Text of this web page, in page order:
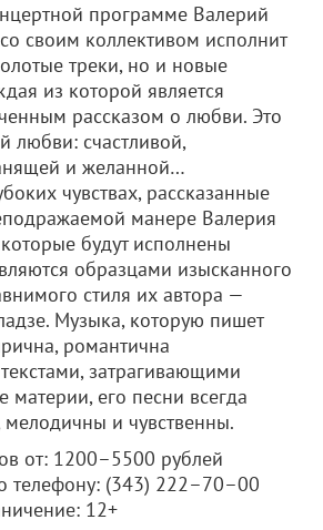
программе Валерий
своим коллективом исполнит
треки, но и новые
из которой является
рассказом о любви. Это
любви: счастливой,
и желанной…
чувствах, рассказанные
манере Валерия
будут исполнены
образцами изысканного
стиля их автора —
Музыка, которую пишет
романтична
затрагивающими
материи, его песни всегда
и чувственны.
от: 1200–5500 рублей
телефону: (343) 222–70–00
12+